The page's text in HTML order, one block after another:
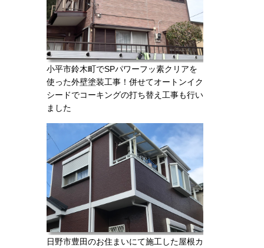
小平市鈴木町でSPパワーフッ素クリアを
使った外壁塗装工事！併せてオートンイク
シードでコーキングの打ち替え工事も行い
ました
日野市豊田のお住まいにて施工した屋根カ